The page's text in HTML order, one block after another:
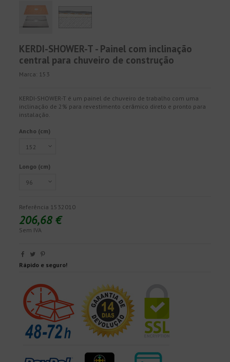
KERDI-SHOWER-T - Painel com inclinação
central para chuveiro de construção
Marca: 153
KERDI-SHOWER-T é um painel de chuveiro de trabalho com uma
inclinação de 2% para revestimento cerâmico direto e pronto para
instalação.
Ancho (cm)
Longo (cm)
Referência 1532010
206,68 €
Sem IVA
Rápido e seguro!